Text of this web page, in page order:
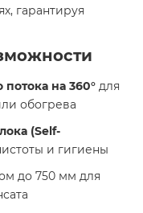
гарантируя
на 360° для
обогрева
(Self-
и гигиены
до 750 мм для